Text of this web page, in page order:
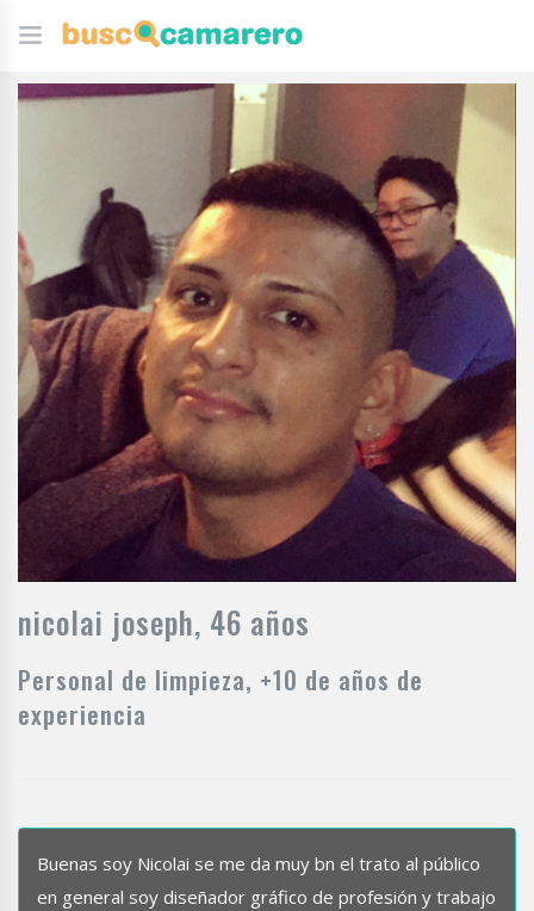
nicolai joseph, 46 años
Personal de limpieza, +10 de años de
experiencia
Buenas soy Nicolai se me da muy bn el trato al público
en general soy diseñador gráfico de profesión y trabajo